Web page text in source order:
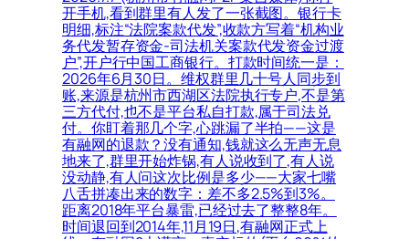
开手机,看到群里有人发了一张截图。银行卡
明细,标注“法院案款代发”,收款方写着“机构业
务代发暂存资金-司法机关案款代发资金过渡
户”,开户行中国工商银行。打款时间统一是：
2026年6月30日。维权群里几十号人同步到
账,来源是杭州市西湖区法院执行专户,不是第
三方代付,也不是平台私自打款,属于司法兑
付。你盯着那几个字,心跳漏了半拍——这是
有融网的退款？没有通知,钱就这么无声无息
地来了,群里开始炸锅,有人说收到了,有人说
没动静,有人问这次比例是多少——大家七嘴
八舌拼凑出来的数字：差不多2.5%到3%。
距离2018年平台暴雷,已经过去了整整8年。
时间退回到2014年,11月19日,有融网正式上